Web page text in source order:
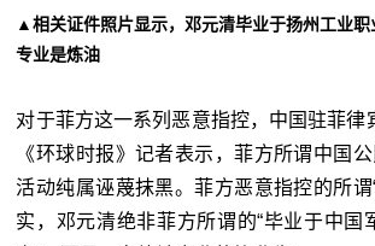
▲相关证件照片显示，邓元清毕业于扬州工业
专业是炼油
对于菲方这一系列恶意指控，中国驻菲律
《环球时报》记者表示，菲方所谓中国
活动纯属诬蔑抹黑。菲方恶意指控的所谓
实，邓元清绝非菲方所谓的“毕业于中国